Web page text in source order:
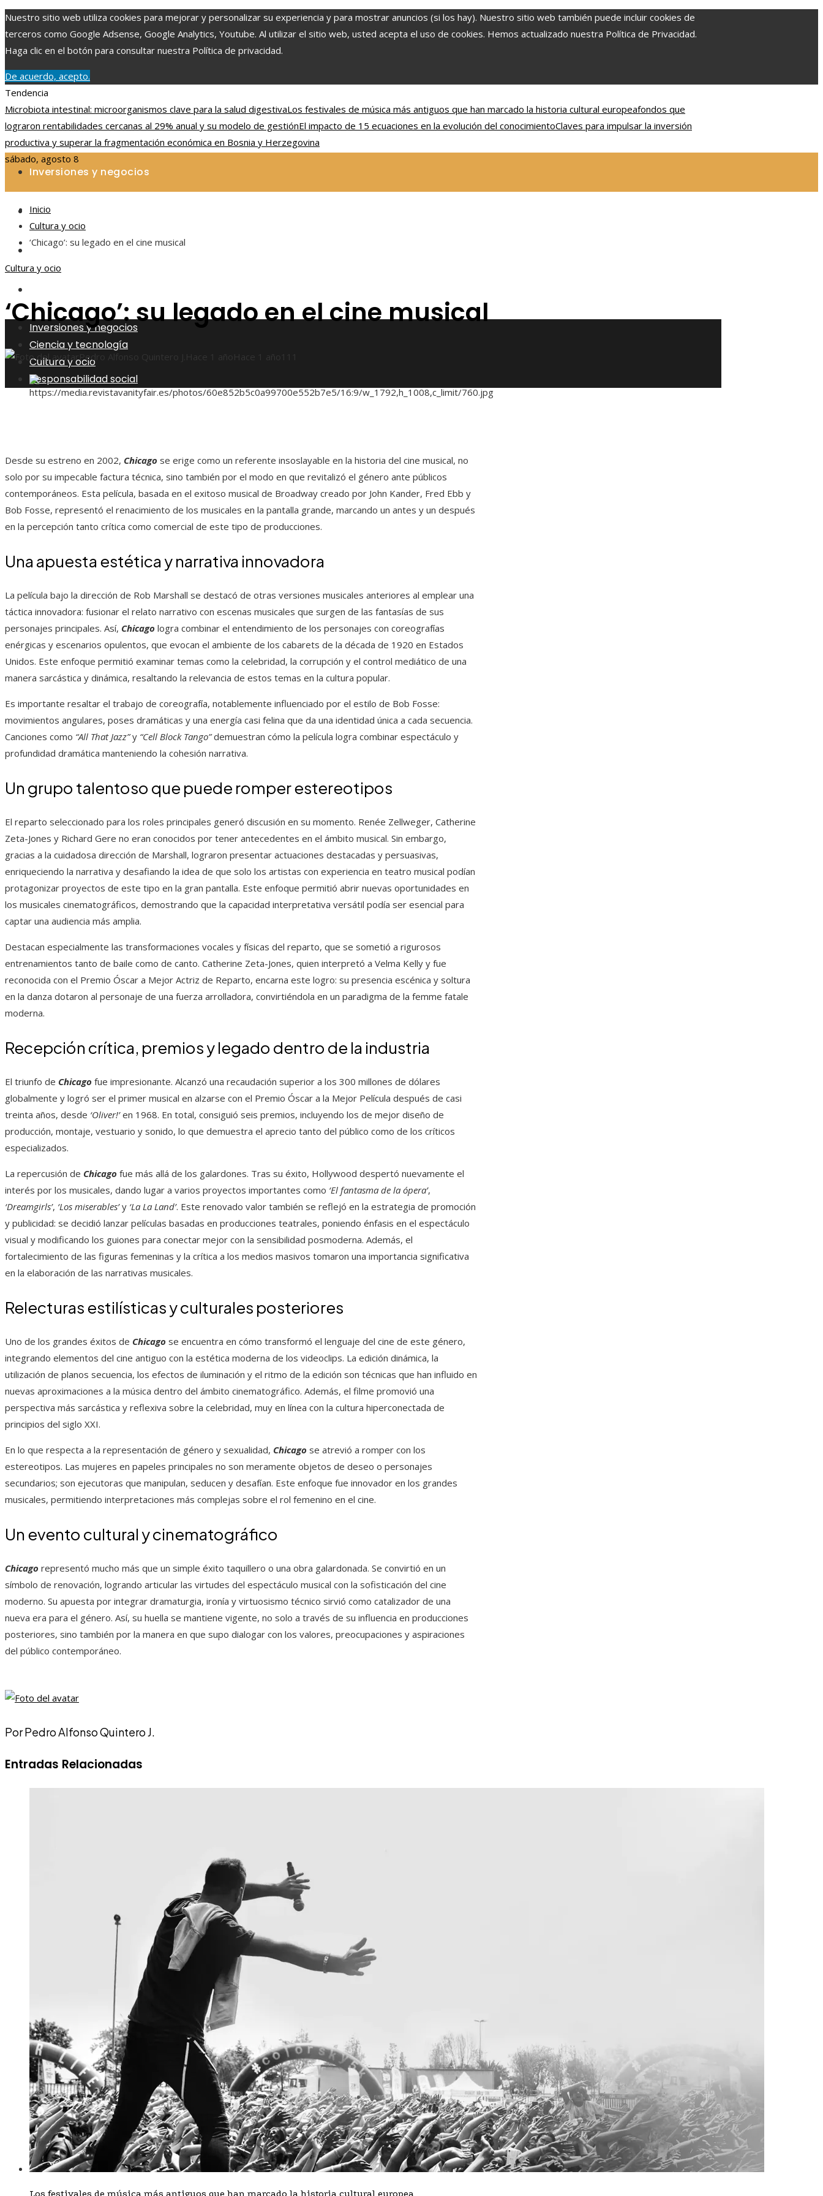
Nuestro sitio web utiliza cookies para mejorar y personalizar su experiencia y para mostrar anuncios (si los hay). Nuestro sitio web también puede incluir cookies de
terceros como Google Adsense, Google Analytics, Youtube. Al utilizar el sitio web, usted acepta el uso de cookies. Hemos actualizado nuestra Política de Privacidad.
Haga clic en el botón para consultar nuestra Política de privacidad.
De acuerdo, acepto.
Tendencia
Microbiota intestinal: microorganismos clave para la salud digestivaLos festivales de música más antiguos que han marcado la historia cultural europeafondos que
lograron rentabilidades cercanas al 29% anual y su modelo de gestiónEl impacto de 15 ecuaciones en la evolución del conocimientoClaves para impulsar la inversión
productiva y superar la fragmentación económica en Bosnia y Herzegovina
sábado, agosto 8
Inversiones y negocios
Ciencia y tecnología
Cultura y ocio
Inversiones y negocios
Ciencia y tecnología
Cultura y ocio
Responsabilidad social
Inicio
Cultura y ocio
‘Chicago’: su legado en el cine musical
Cultura y ocio
‘Chicago’: su legado en el cine musical
Pedro Alfonso Quintero J. Hace 1 año Hace 1 año
Desde su estreno en 2002, Chicago se erige como un referente insoslayable en la historia del cine musical, no
solo por su impecable factura técnica, sino también por el modo en que revitalizó el género ante públicos
contemporáneos. Esta película, basada en el exitoso musical de Broadway creado por John Kander, Fred Ebb y
Bob Fosse, representó el renacimiento de los musicales en la pantalla grande, marcando un antes y un después
en la percepción tanto crítica como comercial de este tipo de producciones.
Una apuesta estética y narrativa innovadora
La película bajo la dirección de Rob Marshall se destacó de otras versiones musicales anteriores al emplear una
táctica innovadora: fusionar el relato narrativo con escenas musicales que surgen de las fantasías de sus
personajes principales. Así, Chicago logra combinar el entendimiento de los personajes con coreografías
enérgicas y escenarios opulentos, que evocan el ambiente de los cabarets de la década de 1920 en Estados
Unidos. Este enfoque permitió examinar temas como la celebridad, la corrupción y el control mediático de una
manera sarcástica y dinámica, resaltando la relevancia de estos temas en la cultura popular.
Es importante resaltar el trabajo de coreografía, notablemente influenciado por el estilo de Bob Fosse:
movimientos angulares, poses dramáticas y una energía casi felina que da una identidad única a cada secuencia.
Canciones como “All That Jazz”y “Cell Block Tango”demuestran cómo la película logra combinar espectáculo y
profundidad dramática manteniendo la cohesión narrativa.
Un grupo talentoso que puede romper estereotipos
El reparto seleccionado para los roles principales generó discusión en su momento. Renée Zellweger, Catherine
Zeta-Jones y Richard Gere no eran conocidos por tener antecedentes en el ámbito musical. Sin embargo,
gracias a la cuidadosa dirección de Marshall, lograron presentar actuaciones destacadas y persuasivas,
enriqueciendo la narrativa y desafiando la idea de que solo los artistas con experiencia en teatro musical podían
protagonizar proyectos de este tipo en la gran pantalla. Este enfoque permitió abrir nuevas oportunidades en
los musicales cinematográficos, demostrando que la capacidad interpretativa versátil podía ser esencial para
captar una audiencia más amplia.
Destacan especialmente las transformaciones vocales y físicas del reparto, que se sometió a rigurosos
entrenamientos tanto de baile como de canto. Catherine Zeta-Jones, quien interpretó a Velma Kelly y fue
reconocida con el Premio Óscar a Mejor Actriz de Reparto, encarna este logro: su presencia escénica y soltura
en la danza dotaron al personaje de una fuerza arrolladora, convirtiéndola en un paradigma de la femme fatale
moderna.
Recepción crítica, premios y legado dentro de la industria
El triunfo de Chicago fue impresionante. Alcanzó una recaudación superior a los 300 millones de dólares
globalmente y logró ser el primer musical en alzarse con el Premio Óscar a la Mejor Película después de casi
treinta años, desde ‘Oliver!’en 1968. En total, consiguió seis premios, incluyendo los de mejor diseño de
producción, montaje, vestuario y sonido, lo que demuestra el aprecio tanto del público como de los críticos
especializados.
La repercusión de Chicago fue más allá de los galardones. Tras su éxito, Hollywood despertó nuevamente el
interés por los musicales, dando lugar a varios proyectos importantes como ‘El fantasma de la ópera’,
‘Dreamgirls’, ‘Los miserables’y ‘La La Land’. Este renovado valor también se reflejó en la estrategia de promoción
y publicidad: se decidió lanzar películas basadas en producciones teatrales, poniendo énfasis en el espectáculo
visual y modificando los guiones para conectar mejor con la sensibilidad posmoderna. Además, el
fortalecimiento de las figuras femeninas y la crítica a los medios masivos tomaron una importancia significativa
en la elaboración de las narrativas musicales.
Relecturas estilísticas y culturales posteriores
Uno de los grandes éxitos de Chicago se encuentra en cómo transformó el lenguaje del cine de este género,
integrando elementos del cine antiguo con la estética moderna de los videoclips. La edición dinámica, la
utilización de planos secuencia, los efectos de iluminación y el ritmo de la edición son técnicas que han influido en
nuevas aproximaciones a la música dentro del ámbito cinematográfico. Además, el filme promovió una
perspectiva más sarcástica y reflexiva sobre la celebridad, muy en línea con la cultura hiperconectada de
principios del siglo XXI.
En lo que respecta a la representación de género y sexualidad, Chicago se atrevió a romper con los
estereotipos. Las mujeres en papeles principales no son meramente objetos de deseo o personajes
secundarios; son ejecutoras que manipulan, seducen y desafían. Este enfoque fue innovador en los grandes
musicales, permitiendo interpretaciones más complejas sobre el rol femenino en el cine.
Un evento cultural y cinematográfico
Chicago representó mucho más que un simple éxito taquillero o una obra galardonada. Se convirtió en un
símbolo de renovación, logrando articular las virtudes del espectáculo musical con la sofisticación del cine
moderno. Su apuesta por integrar dramaturgia, ironía y virtuosismo técnico sirvió como catalizador de una
nueva era para el género. Así, su huella se mantiene vigente, no solo a través de su influencia en producciones
posteriores, sino también por la manera en que supo dialogar con los valores, preocupaciones y aspiraciones
del público contemporáneo.
Por Pedro Alfonso Quintero J.
Entradas Relacionadas
Los festivales de música más antiguos que han marcado la historia cultural europea